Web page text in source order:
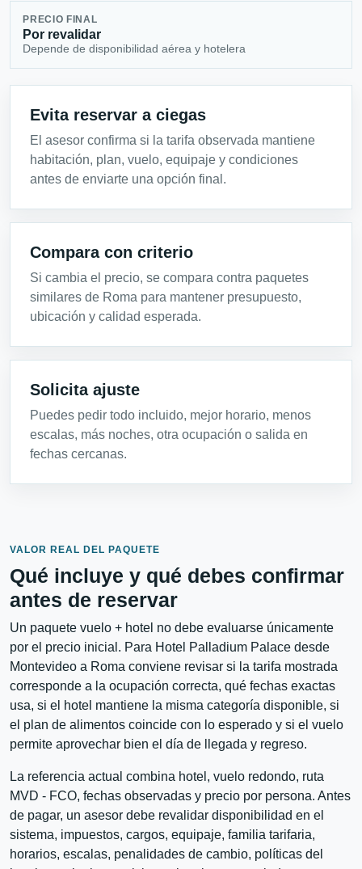
PRECIO FINAL
Por revalidar
Depende de disponibilidad aérea y hotelera
Evita reservar a ciegas
El asesor confirma si la tarifa observada mantiene
habitación, plan, vuelo, equipaje y condiciones
antes de enviarte una opción final.
Compara con criterio
Si cambia el precio, se compara contra paquetes
similares de Roma para mantener presupuesto,
ubicación y calidad esperada.
Solicita ajuste
Puedes pedir todo incluido, mejor horario, menos
escalas, más noches, otra ocupación o salida en
fechas cercanas.
VALOR REAL DEL PAQUETE
Qué incluye y qué debes confirmar
antes de reservar
Un paquete vuelo + hotel no debe evaluarse únicamente
por el precio inicial. Para Hotel Palladium Palace desde
Montevideo a Roma conviene revisar si la tarifa mostrada
corresponde a la ocupación correcta, qué fechas exactas
usa, si el hotel mantiene la misma categoría disponible, si
el plan de alimentos coincide con lo esperado y si el vuelo
permite aprovechar bien el día de llegada y regreso.
La referencia actual combina hotel, vuelo redondo, ruta
MVD - FCO, fechas observadas y precio por persona. Antes
de pagar, un asesor debe revalidar disponibilidad en el
sistema, impuestos, cargos, equipaje, familia tarifaria,
horarios, escalas, penalidades de cambio, políticas del